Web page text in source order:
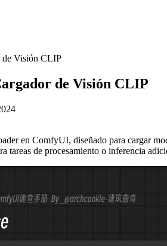
de Visión CLIP
de Visión CLIP
en ComfyUI, diseñado para cargar
tareas de procesamiento o inferencia